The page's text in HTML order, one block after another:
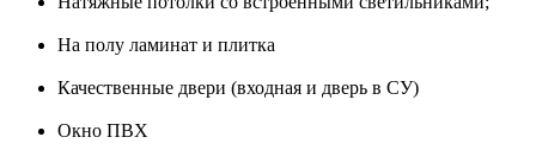
На полу ламинат и плитка
Качественные двери (входная и дверь в СУ)
Окно ПВХ